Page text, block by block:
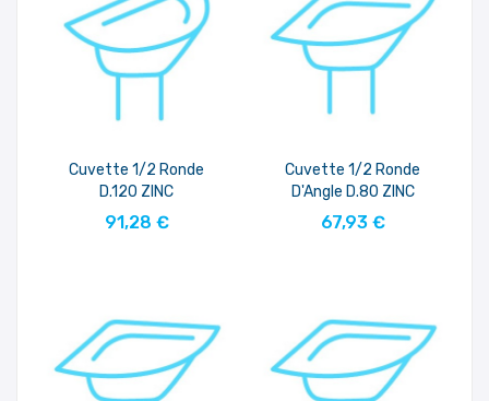
Cuvette 1/2 Ronde
D.120 ZINC
91,28 €
Cuvette 1/2 Ronde
D'Angle D.80 ZINC
67,93 €